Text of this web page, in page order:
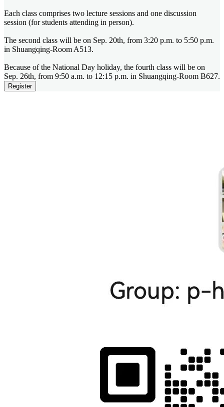
Each class comprises two lecture sessions and one discussion
session (for students attending in person).
The second class will be on Sep. 20th, from 3:20 p.m. to 5:50 p.m.
in Shuangqing-Room A513.
Because of the National Day holiday, the fourth class will be on
Sep. 26th, from 9:50 a.m. to 12:15 p.m. in Shuangqing-Room B627.
Register